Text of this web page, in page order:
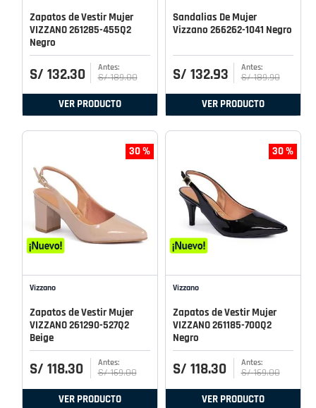
Zapatos de Vestir Mujer
VIZZANO 261285-455Q2
Negro
S/ 132.30 S/ 189.00
VER PRODUCTO
Sandalias De Mujer
Vizzano 266262-1041 Negro
S/ 132.93 S/ 189.90
VER PRODUCTO
30 %
Vizzano
Zapatos de Vestir Mujer
VIZZANO 261290-527Q2
Beige
S/ 118.30 S/ 169.00
VER PRODUCTO
30 %
Vizzano
Zapatos de Vestir Mujer
VIZZANO 261185-700Q2
Negro
S/ 118.30 S/ 169.00
VER PRODUCTO